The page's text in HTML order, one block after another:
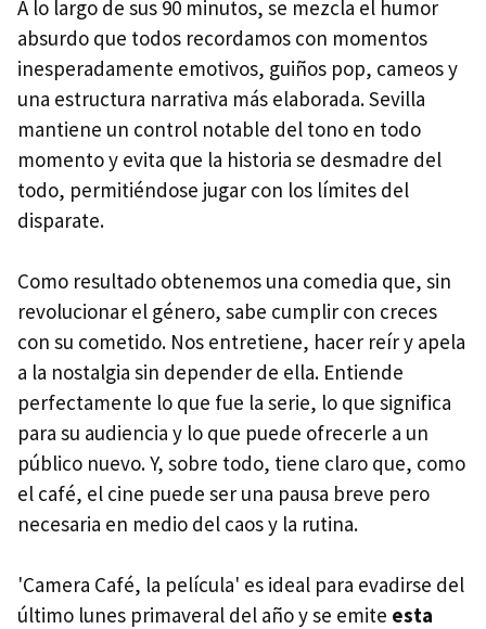
A lo largo de sus 90 minutos, se mezcla el humor
absurdo que todos recordamos con momentos
inesperadamente emotivos, guiños pop, cameos y
una estructura narrativa más elaborada. Sevilla
mantiene un control notable del tono en todo
momento y evita que la historia se desmadre del
todo, permitiéndose jugar con los límites del
disparate.
Como resultado obtenemos una comedia que, sin
revolucionar el género, sabe cumplir con creces
con su cometido. Nos entretiene, hacer reír y apela
a la nostalgia sin depender de ella. Entiende
perfectamente lo que fue la serie, lo que significa
para su audiencia y lo que puede ofrecerle a un
público nuevo. Y, sobre todo, tiene claro que, como
el café, el cine puede ser una pausa breve pero
necesaria en medio del caos y la rutina.
'Camera Café, la película' es ideal para evadirse del
último lunes primaveral del año y se emite esta